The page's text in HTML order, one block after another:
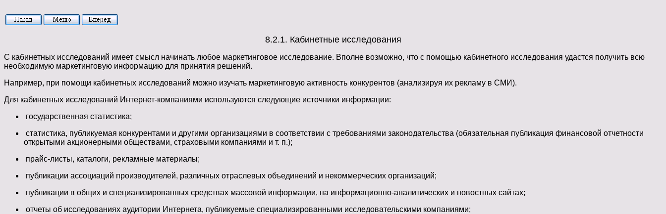
8.2.1. Кабинетные исследования
С кабинетных исследований имеет смысл начинать любое маркетинговое исследование. Вполне возможно, что с помощью кабинетного исследования удастся получить всю
необходимую маркетинговую информацию для принятия решений.
Например, при помощи кабинетных исследований можно изучать маркетинговую активность конкурентов (анализируя их рекламу в СМИ).
Для кабинетных исследований Интернет-компаниями используются следующие источники информации:
государственная статистика;
статистика, публикуемая конкурентами и другими организациями в соответствии с требованиями законодательства (обязательная публикация финансовой отчетности
открытыми акционерными обществами, страховыми компаниями и т. п.);
прайс-листы, каталоги, рекламные материалы;
публикации ассоциаций производителей, различных отраслевых объединений и некоммерческих организаций;
публикации в общих и специализированных средствах массовой информации, на информационно-аналитических и новостных сайтах;
отчеты об исследованиях аудитории Интернета, публикуемые специализированными исследовательскими компаниями;